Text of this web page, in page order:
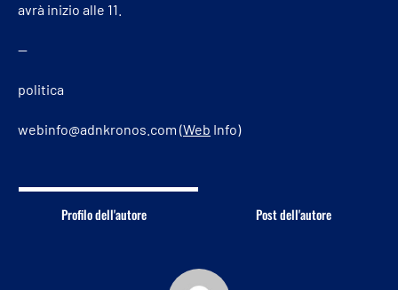
avrà inizio alle 11.
—
politica
webinfo@adnkronos.com (Web Info)
Profilo dell'autore Post dell'autore